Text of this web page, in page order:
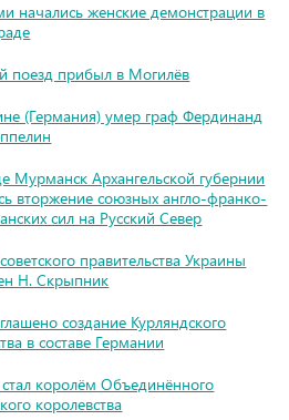
начались женские демонстрации в
поезд прибыл в Могилёв
(Германия) умер граф Фердинанд
Мурманск Архангельской губернии
вторжение союзных англо-франко-
сил на Русский Север
правительства Украины
Н. Скрыпник
создание Курляндского
в составе Германии
королём Объединённого
королевства